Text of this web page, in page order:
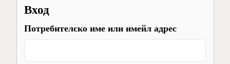
Вход
Потребителско име или имейл адрес